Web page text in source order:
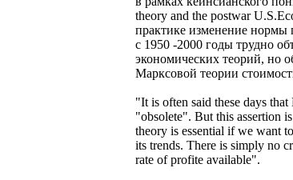
theory and the postwar
практике изменение нормы
с 1950 -2000 годы трудно
экономических теорий, но
Марксовой теории
"It is often said these days
"obsolete". But this assertion
theory is essential if we want
its trends. There is simply no
rate of profite available".